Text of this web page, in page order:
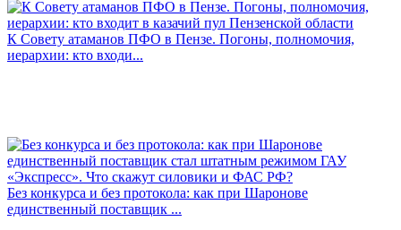
К Совету атаманов ПФО в Пензе. Погоны, полномочия,
иерархии: кто входи...
Без конкурса и без протокола: как при Шаронове
единственный поставщик ...